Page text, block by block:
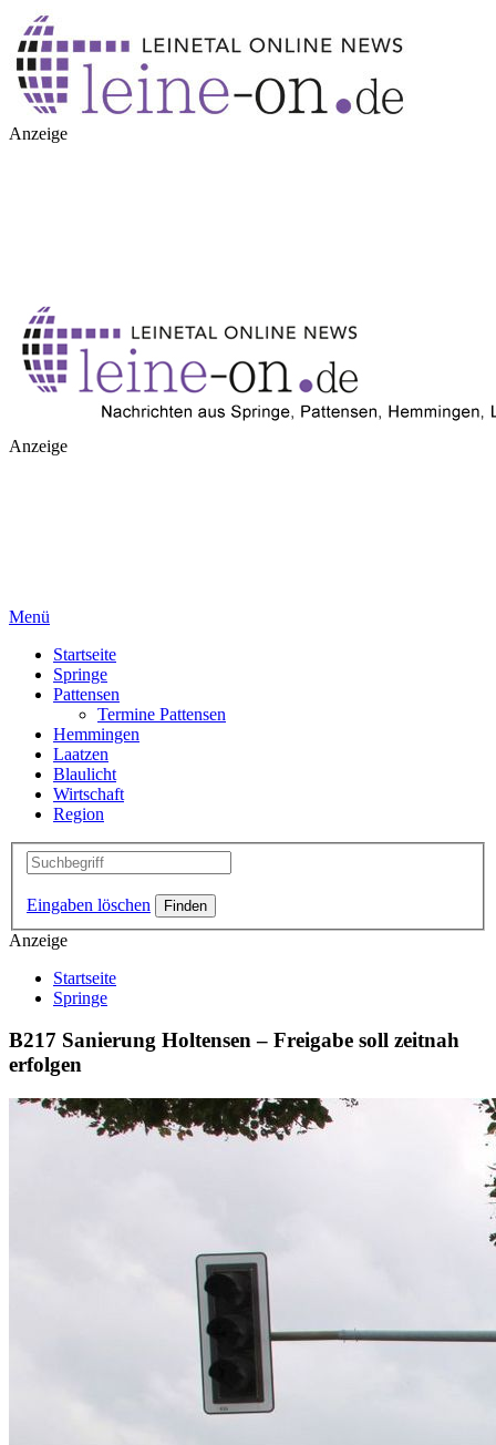
Anzeige
Anzeige
Menü
Startseite
Springe
Pattensen
Termine Pattensen
Hemmingen
Laatzen
Blaulicht
Wirtschaft
Region
Eingaben löschen
Anzeige
Startseite
Springe
B217 Sanierung Holtensen – Freigabe soll zeitnah
erfolgen